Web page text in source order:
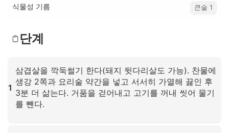
식물성 기름 큰술 1
단계
1
삼겹살을 깍둑썰기 한다(돼지 뒷다리살도 가능). 찬물에
생강 2쪽과 요리술 약간을 넣고 서서히 가열해 끓인 후
3분 더 삶는다. 거품을 걷어내고 고기를 꺼내 씻어 물기
를 뺀다.